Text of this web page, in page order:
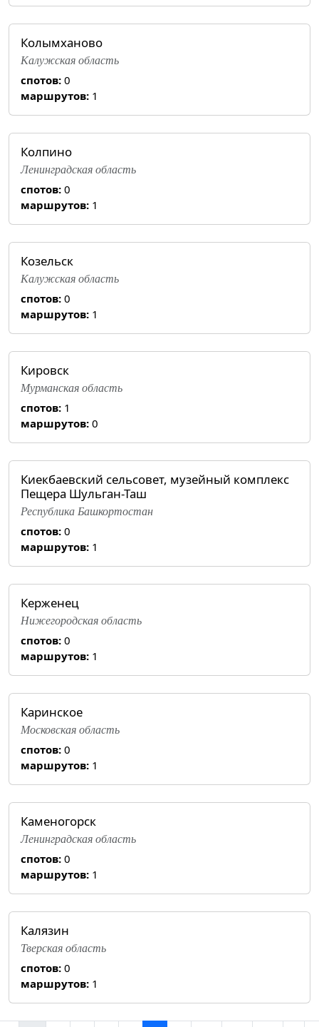
Колымханово
Калужская область
спотов: 0
маршрутов: 1
Колпино
Ленинградская область
спотов: 0
маршрутов: 1
Козельск
Калужская область
спотов: 0
маршрутов: 1
Кировск
Мурманская область
спотов: 1
маршрутов: 0
Киекбаевский сельсовет, музейный комплекс
Пещера Шульган-Таш
Республика Башкортостан
спотов: 0
маршрутов: 1
Керженец
Нижегородская область
спотов: 0
маршрутов: 1
Каринское
Московская область
спотов: 0
маршрутов: 1
Каменогорск
Ленинградская область
спотов: 0
маршрутов: 1
Калязин
Тверская область
спотов: 0
маршрутов: 1